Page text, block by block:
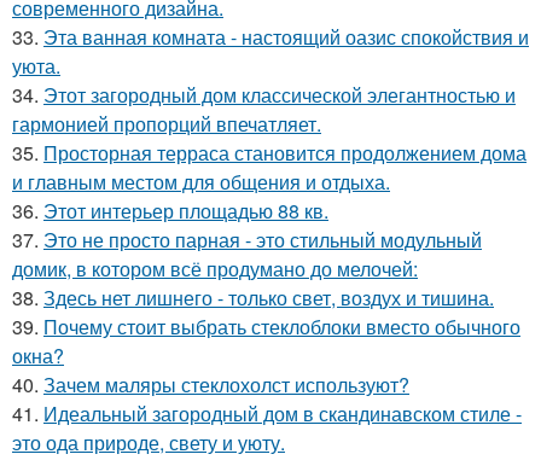
современного дизайна.
33. Эта ванная комната - настоящий оазис спокойствия и
уюта.
34. Этот загородный дом классической элегантностью и
гармонией пропорций впечатляет.
35. Просторная терраса становится продолжением дома
и главным местом для общения и отдыха.
36. Этот интерьер площадью 88 кв.
37. Это не просто парная - это стильный модульный
домик, в котором всё продумано до мелочей:
38. Здесь нет лишнего - только свет, воздух и тишина.
39. Почему стоит выбрать стеклоблоки вместо обычного
окна?
40. Зачем маляры стеклохолст используют?
41. Идеальный загородный дом в скандинавском стиле -
это ода природе, свету и уюту.